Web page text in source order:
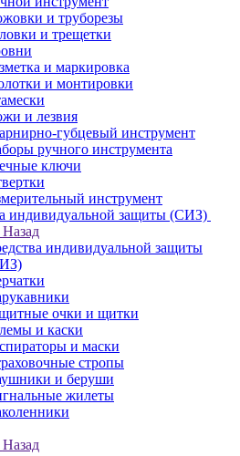
и труборезы
и трещетки
и маркировка
и монтировки
и лезвия
губцевый инструмент
ручного инструмента
ключи
инструмент
индивидуальной защиты (СИЗ)
Назад
индивидуальной защиты
очки и щитки
и каски
и маски
стропы
и беруши
жилеты
Назад